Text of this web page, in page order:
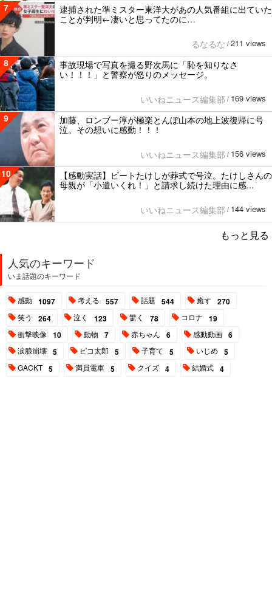
7
逮捕された準ミスター東洋大があの人気番組に出ていた
ことが判明←凄いと思ってたのに…
るなるな / 211 views
8
事故現場で写真を撮る野次馬に「恥を知りなさ
い！！！」と警察が怒りのメッセージ。
いいねニュース編集部 / 169 views
9
加藤、ロンブー淳が極楽とんぼ山本の地上波復帰に号
泣。その想いに感動！！！
いいねニュース編集部 / 156 views
10
【感動実話】ビートたけしが葬式で号泣。たけしさんの
母親が「小遣いくれ！」と請求し続けた理由に感...
いいねニュース編集部 / 144 views
もっと見る
人気のキーワード
いま話題のキーワード
感動 1097 考える 557 話題 544 癒す 270
笑う 264 泣く 123 驚く 78 コロナ 19
衝撃映像 10 動物 7 赤ちゃん 6 感動動画 6
涙腺崩壊 5 ピコ太郎 5 子育て 5 いじめ 5
GACKT 5 満員電車 5 クイズ 4 結婚式 4